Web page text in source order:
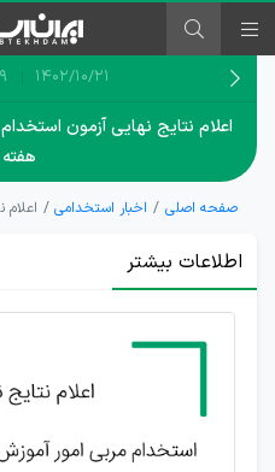
۱۴۰۲/۱۰/۲۱
اعلام نتایج نهایی آزمون
صفحه اصلی اخبار استخدامی
اطلاعات بیشتر